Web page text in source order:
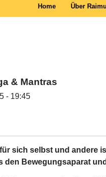
Home Über
& Mantras
- 19:45
sich selbst und andere
den Bewegungsaparat